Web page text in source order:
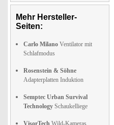
Mehr Hersteller-
Seiten:
Carlo Milano Ventilator mit
Schlafmodus
Rosenstein & Söhne
Adapterplatten Induktion
Semptec Urban Survival
Technology Schaukelliege
VisorTech Wild-Kameras